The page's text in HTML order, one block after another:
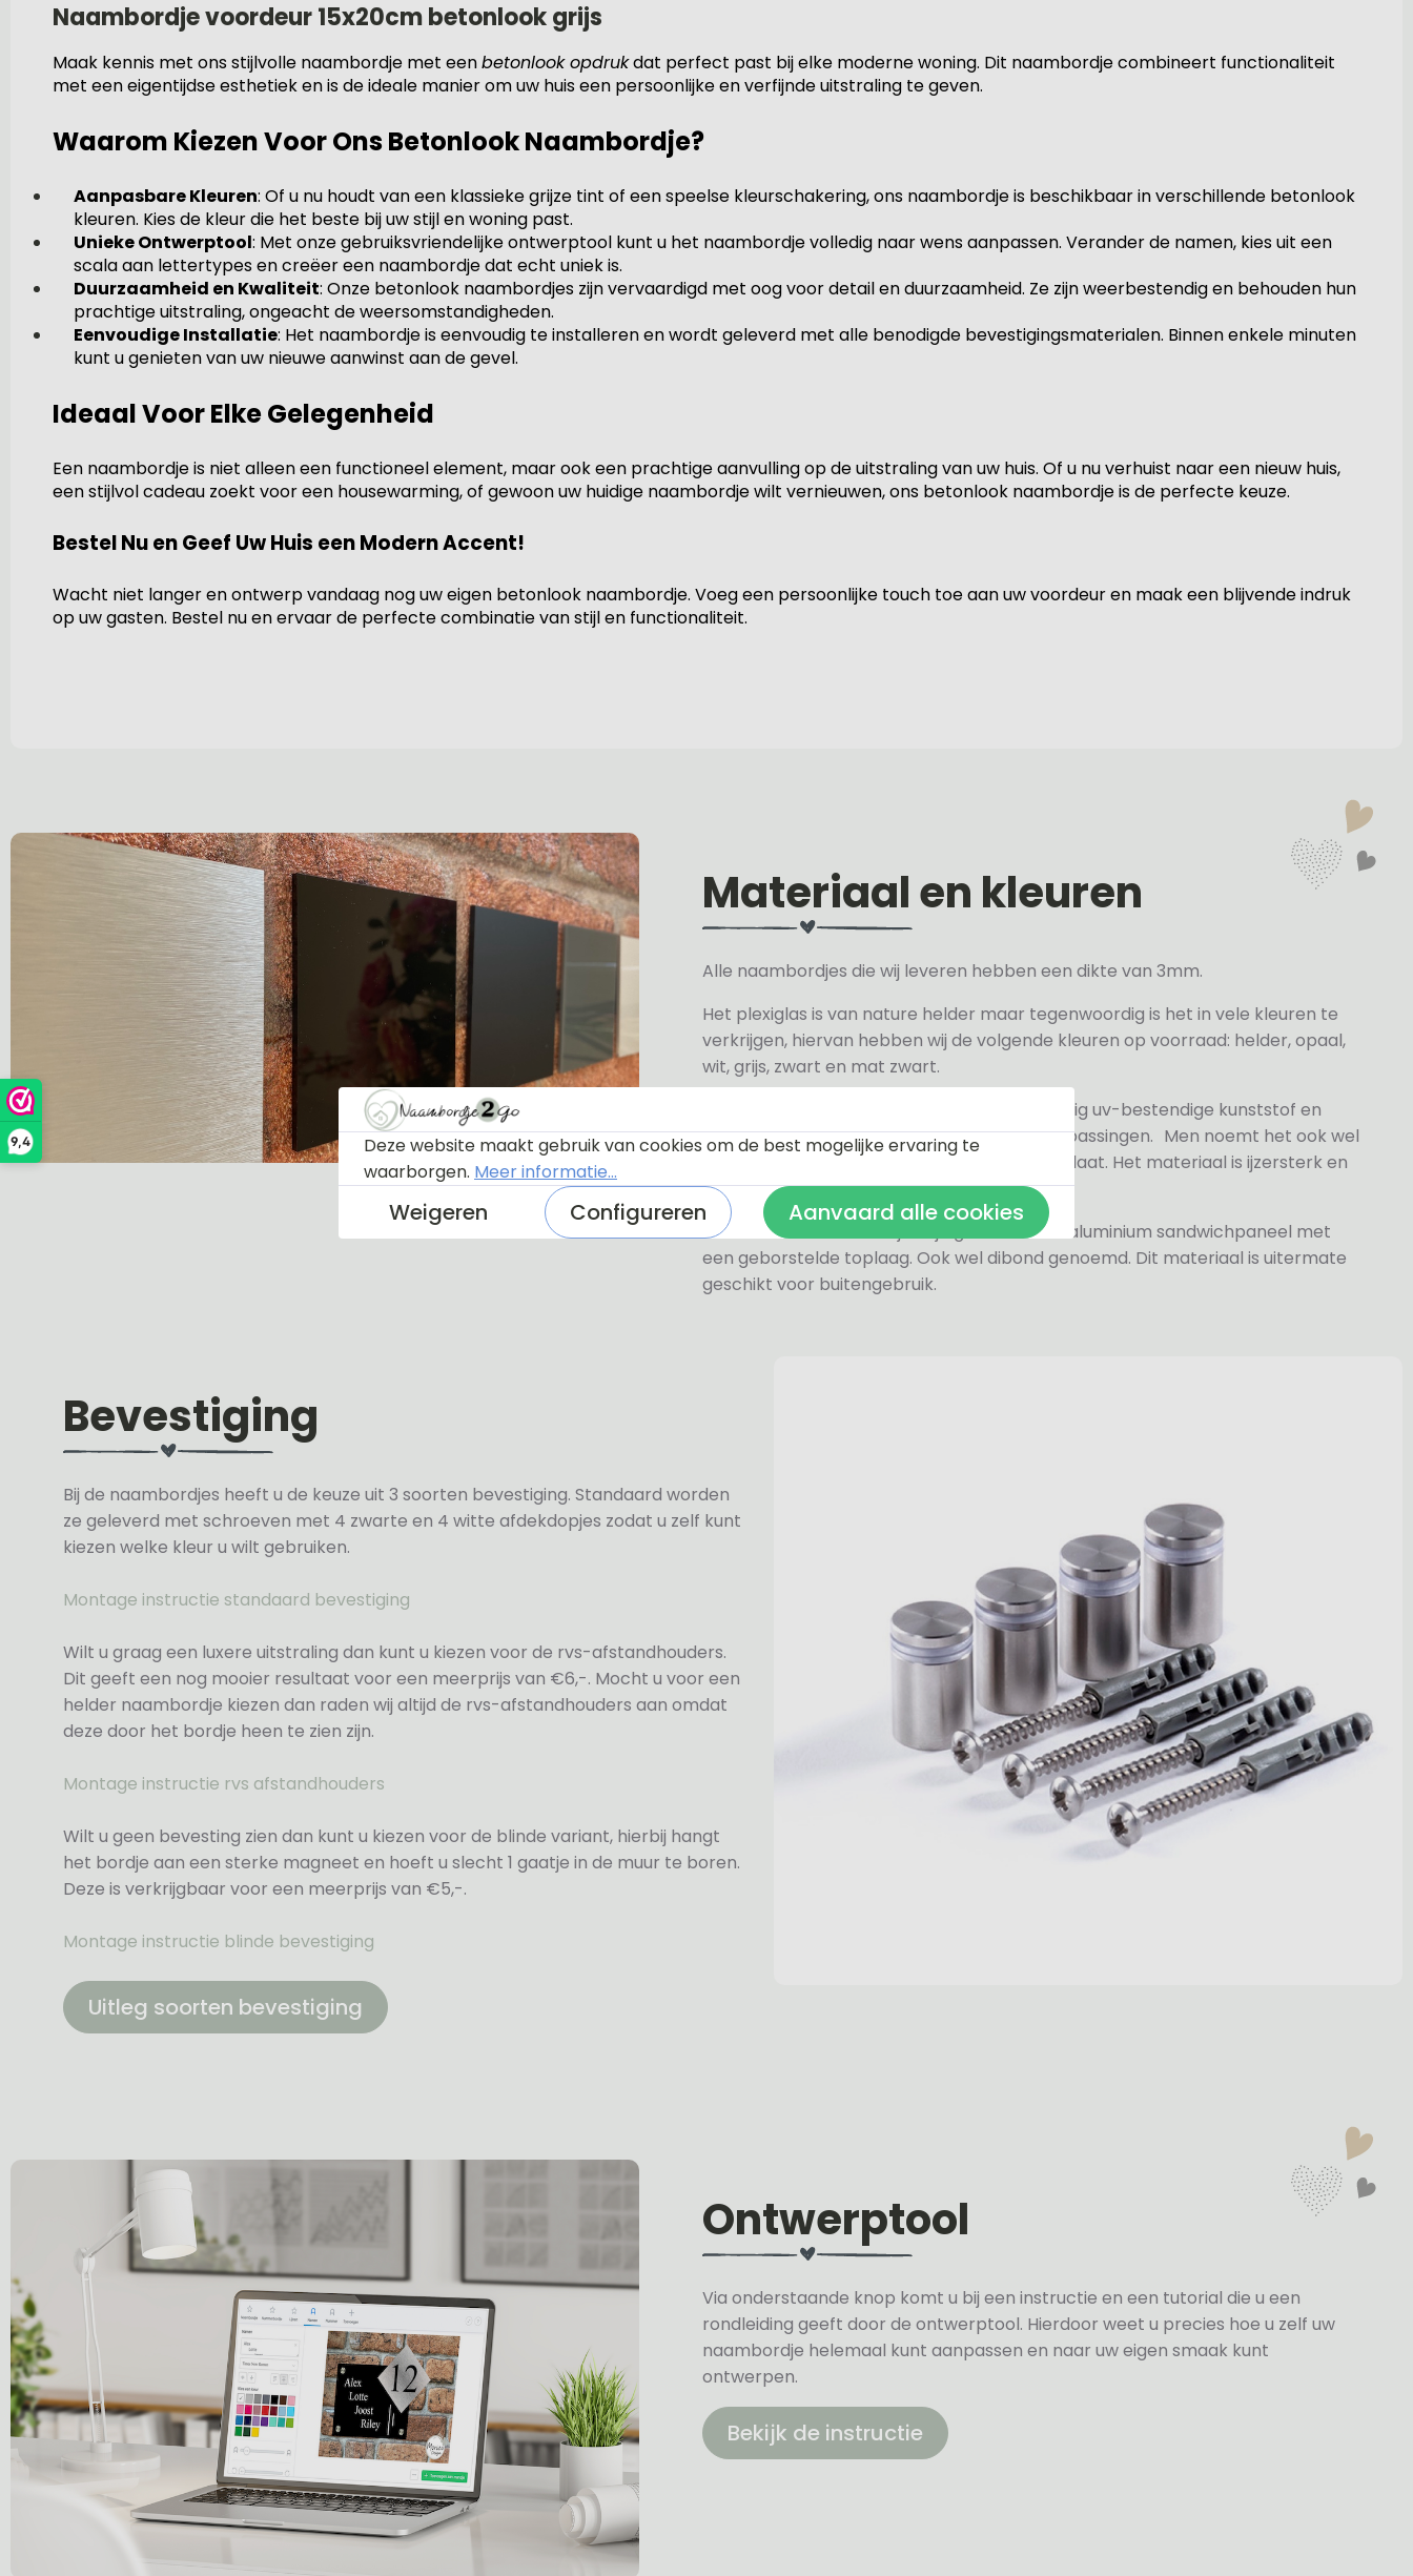
9,4
Naambordje voordeur 15x20cm betonlook grijs
Maak kennis met ons stijlvolle naambordje met eenbetonlook opdrukdat perfect past bij elke moderne woning. Dit naambordje combineert functionaliteit
met een eigentijdse esthetiek en is de ideale manier om uw huis een persoonlijke en verfijnde uitstraling te geven.
Waarom Kiezen Voor Ons Betonlook Naambordje?
Aanpasbare Kleuren: Of u nu houdt van een klassieke grijze tint of een speelse kleurschakering, ons naambordje is beschikbaar in verschillende betonlook
kleuren. Kies de kleur die het beste bij uw stijl en woning past.
Unieke Ontwerptool: Met onze gebruiksvriendelijke ontwerptool kunt u het naambordje volledig naar wens aanpassen. Verander de namen, kies uit een
scala aan lettertypes en creëer een naambordje dat echt uniek is.
Duurzaamheid en Kwaliteit: Onze betonlook naambordjes zijn vervaardigd met oog voor detail en duurzaamheid. Ze zijn weerbestendig en behouden hun
prachtige uitstraling, ongeacht de weersomstandigheden.
Eenvoudige Installatie: Het naambordje is eenvoudig te installeren en wordt geleverd met alle benodigde bevestigingsmaterialen. Binnen enkele minuten
kunt u genieten van uw nieuwe aanwinst aan de gevel.
Ideaal Voor Elke Gelegenheid
Een naambordje is niet alleen een functioneel element, maar ook een prachtige aanvulling op de uitstraling van uw huis. Of u nu verhuist naar een nieuw huis,
een stijlvol cadeau zoekt voor een housewarming, of gewoon uw huidige naambordje wilt vernieuwen, ons betonlook naambordje is de perfecte keuze.
Bestel Nu en Geef Uw Huis een Modern Accent!
Wacht niet langer en ontwerp vandaag nog uw eigen betonlook naambordje. Voeg een persoonlijke touch toe aan uw voordeur en maak een blijvende indruk
op uw gasten. Bestel nu en ervaar de perfecte combinatie van stijl en functionaliteit.
Materiaal en kleuren
Alle naambordjes die wij leveren hebben een dikte van 3mm.
Het plexiglas is van nature helder maar tegenwoordig is het in vele kleuren te
verkrijgen, hiervan hebben wij de volgende kleuren op voorraad: helder, opaal,
wit, grijs, zwart en mat zwart.
Het naambordje is een laser gesneden volledig uv-bestendige kunststof en
daarom geschikt voor binnen- en buitentoepassingen. Men noemt het ook wel
een perspex naambordje of acrylaat naamplaat. Het materiaal is ijzersterk en
zeer licht.
De RVS-look naambordjes zijn gemaakt van aluminium sandwichpaneel met
een geborstelde toplaag. Ook wel dibond genoemd. Dit materiaal is uitermate
geschikt voor buitengebruik.
Bevestiging
Bij de naambordjes heeft u de keuze uit 3 soorten bevestiging. Standaard worden
ze geleverd met schroeven met 4 zwarte en 4 witte afdekdopjes zodat u zelf kunt
kiezen welke kleur u wilt gebruiken.
Montage instructie standaard bevestiging
Wilt u graag een luxere uitstraling dan kunt u kiezen voor de rvs-afstandhouders.
Dit geeft een nog mooier resultaat voor een meerprijs van €6,-. Mocht u voor een
helder naambordje kiezen dan raden wij altijd de rvs-afstandhouders aan omdat
deze door het bordje heen te zien zijn.
Montage instructie rvs afstandhouders
Wilt u geen bevesting zien dan kunt u kiezen voor de blinde variant, hierbij hangt
het bordje aan een sterke magneet en hoeft u slecht 1 gaatje in de muur te boren.
Deze is verkrijgbaar voor een meerprijs van €5,-.
Montage instructie blinde bevestiging
Uitleg soorten bevestiging
Ontwerptool
Via onderstaande knop komt u bij een instructie en een tutorial die u een
rondleiding geeft door de ontwerptool. Hierdoor weet u precies hoe u zelf uw
naambordje helemaal kunt aanpassen en naar uw eigen smaak kunt
ontwerpen.
Bekijk de instructie
Deze website maakt gebruik van cookies om de best mogelijke ervaring te
waarborgen. Meer informatie...
Weigeren Configureren Aanvaard alle cookies